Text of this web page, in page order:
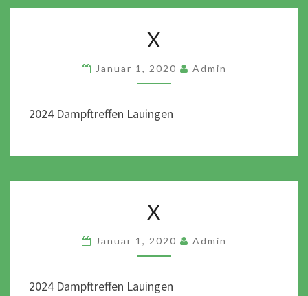
X
Januar 1, 2020 Admin
2024 Dampftreffen Lauingen
X
Januar 1, 2020 Admin
2024 Dampftreffen Lauingen